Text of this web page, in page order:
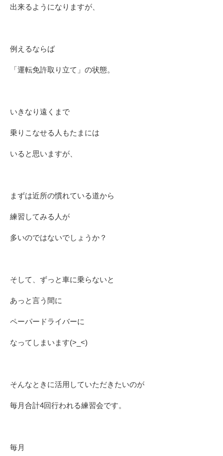
出来るようになりますが、
例えるならば
「運転免許取り立て」の状態。
いきなり遠くまで
乗りこなせる人もたまには
いると思いますが、
まずは近所の慣れている道から
練習してみる人が
多いのではないでしょうか？
そして、ずっと車に乗らないと
あっと言う間に
ペーパードライバーに
なってしまいます(>_<)
そんなときに活用していただきたいのが
毎月合計4回行われる練習会です。
毎月